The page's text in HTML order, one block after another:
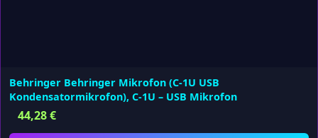
Behringer Behringer Mikrofon (C-1U USB
Kondensatormikrofon), C-1U – USB Mikrofon
44,28€